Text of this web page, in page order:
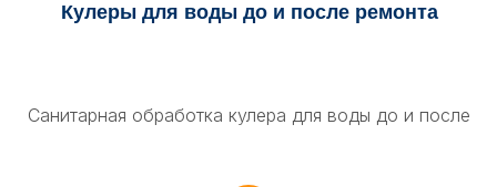
Кулеры для воды до и после ремонта
Санитарная обработка кулера для воды до и после